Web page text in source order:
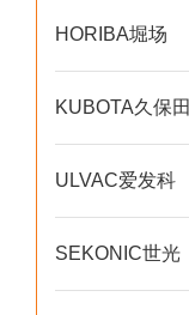
HORIBA堀场
KUBOTA久保田
ULVAC爱发科
SEKONIC世光